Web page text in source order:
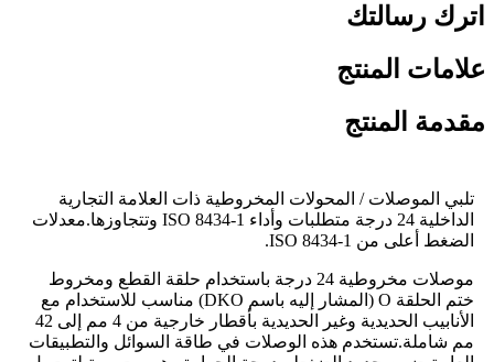
اترك رسالتك
علامات المنتج
مقدمة المنتج
تلبي الموصلات / المحولات المخروطية ذات العلامة التجارية
الداخلية 24 درجة متطلبات وأداء ISO 8434-1 وتتجاوزها.معدلات
الضغط أعلى من ISO 8434-1.
موصلات مخروطية 24 درجة باستخدام حلقة القطع ومخروط
ختم الحلقة O (المشار إليه باسم DKO) مناسب للاستخدام مع
الأنابيب الحديدية وغير الحديدية بأقطار خارجية من 4 مم إلى 42
مم شاملة.تستخدم هذه الوصلات في طاقة السوائل والتطبيقات